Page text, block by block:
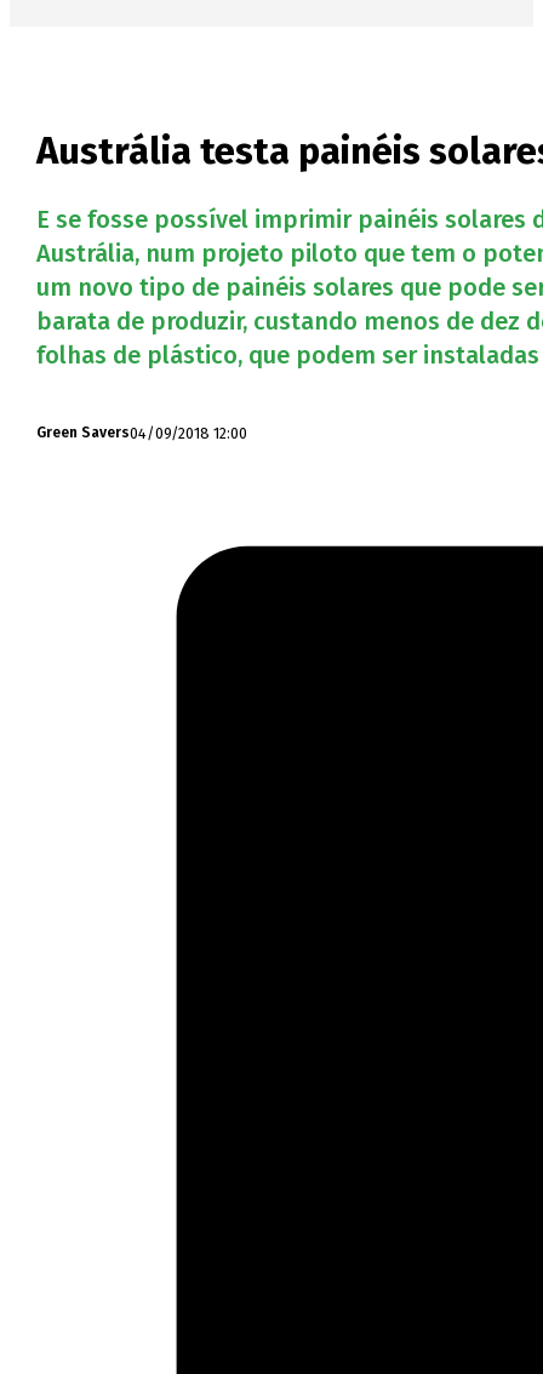
Austrália testa painéis
E se fosse possível imprimir painéis solares
Austrália, num projeto piloto que tem o
um novo tipo de painéis solares que pode
barata de produzir, custando menos de dez
folhas de plástico, que podem ser
Green Savers04/09/2018 12:00